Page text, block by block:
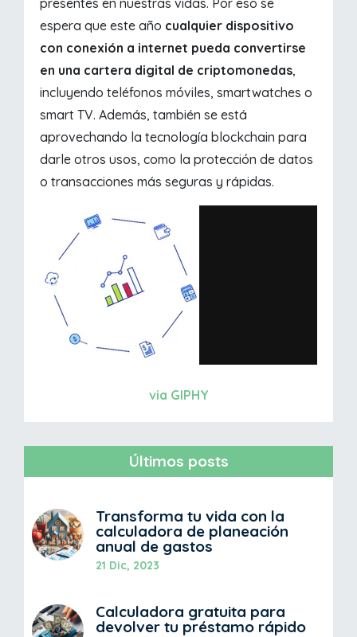
espera que este año cualquier dispositivo
con conexión a internet pueda convertirse
en una cartera digital de criptomonedas,
incluyendo teléfonos móviles, smartwatches o
smart TV. Además, también se está
aprovechando la tecnología blockchain para
darle otros usos, como la protección de datos
o transacciones más seguras y rápidas.
via GIPHY
Últimos posts
Transforma tu vida con la
calculadora de planeación
anual de gastos
21 Dic, 2023
Calculadora gratuita para
devolver tu préstamo rápido